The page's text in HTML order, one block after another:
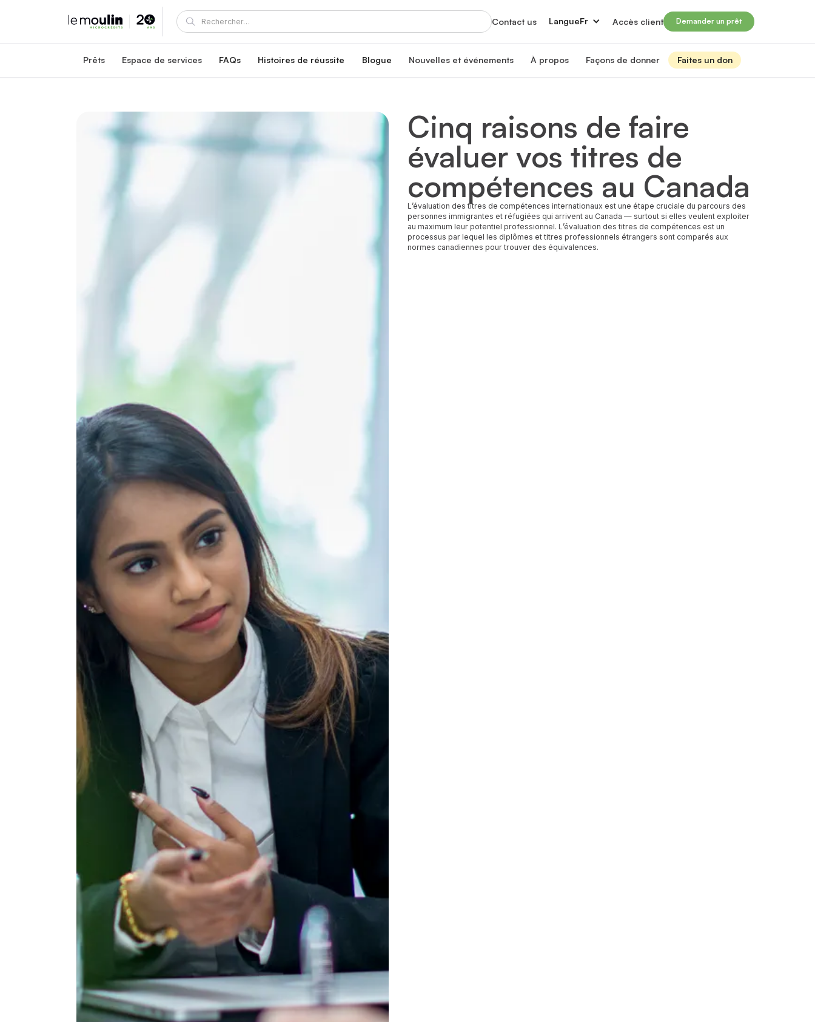
Contact us LangueFr Accès client Demander un prêt
Prêts
Prêt exclusif en santé à un taux d'intérêt fixe de 4,45 %
Prêts carrière au Québec
Espace de services
Espace client
FAQs Histoires de réussite Blogue Nouvelles et événements
Événements
Séances d’info, formations et plus
À propos
Notre impact et nos finances
Transformer des vies grâce aux prêts du Moulin
Conseil d'administration
Rencontrez les membres de notre conseil d'administration
Équipe de direction
Rencontrez les membres de notre équipe de direction
Partenaires financiers
Rencontrez nos partenaires financiers
Nos partenaires
Unir nos forces pour l’impact
Carrières chez Le Moulin
Façons de donner
Dons mensuels
Planification des dons et des successions
Autres façons de donner
Investissements à impact social
Abonnez-vous à notre infolettre
Faites un don
Cinq raisons de faire
évaluer vos titres de
compétences au Canada
L’évaluation des titres de compétences internationaux est une étape cruciale du parcours des
personnes immigrantes et réfugiées qui arrivent au Canada — surtout si elles veulent exploiter
au maximum leur potentiel professionnel. L’évaluation des titres de compétences est un
processus par lequel les diplômes et titres professionnels étrangers sont comparés aux
normes canadiennes pour trouver des équivalences.